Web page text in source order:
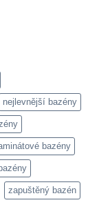
nejlevnější bazény
bazény
zapuštěný bazén